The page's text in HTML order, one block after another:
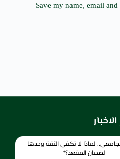
Save my name, email
لماذا لا تكفي الثقة وحدها
لضمان المقعد؟*